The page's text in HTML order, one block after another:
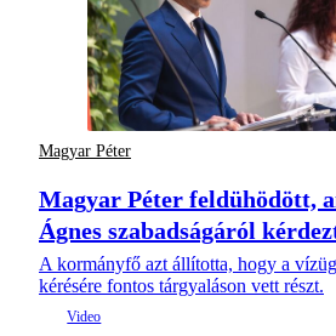
Magyar Péter
Magyar Péter feldühödött,
Ágnes szabadságáról
A kormányfő azt állította, hogy a
kérésére fontos tárgyaláson vett részt.